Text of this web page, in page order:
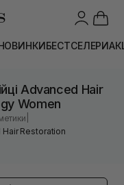
БЕСТСЕЛЕРИ
Advanced Hair
Women
Hair Restoration